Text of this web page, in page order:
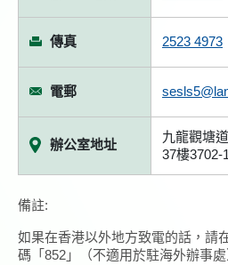
傳真 2523 4973
電郵
辦公室地址
九龍觀塘
37樓3702-
備註:
如果在香港以外地方致電的話，請
碼「852」（不適用於駐海外辦事處